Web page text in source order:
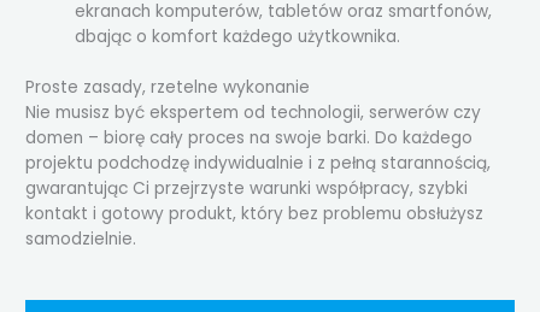
ekranach komputerów, tabletów oraz smartfonów,
dbając o komfort każdego użytkownika.
Proste zasady, rzetelne wykonanie
Nie musisz być ekspertem od technologii, serwerów czy
domen – biorę cały proces na swoje barki. Do każdego
projektu podchodzę indywidualnie i z pełną starannością,
gwarantując Ci przejrzyste warunki współpracy, szybki
kontakt i gotowy produkt, który bez problemu obsłużysz
samodzielnie.